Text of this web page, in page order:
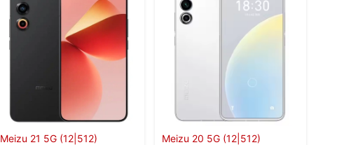
Meizu 21 5G (12|512)
Meizu 20 5G (12|512)